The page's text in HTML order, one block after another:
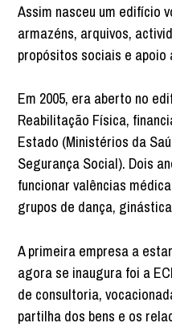
Assim nasceu um edifício
armazéns, arquivos,
propósitos sociais e
Em 2005, era aberto no
Reabilitação Física,
Estado (Ministérios da
Segurança Social). Dois
funcionar valências
grupos de dança,
A primeira empresa a
agora se inaugura foi a
de consultoria,
partilha dos bens e os